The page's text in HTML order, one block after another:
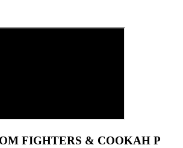
FIGHTERS & COOKAH P